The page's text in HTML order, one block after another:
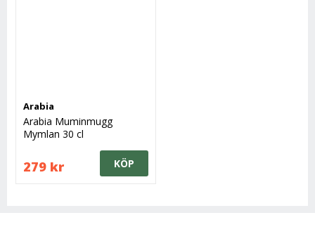
Arabia
Arabia Muminmugg
Mymlan 30 cl
279 kr KÖP